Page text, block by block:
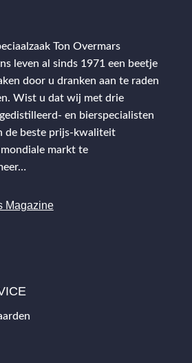
Ton Overmars
leven al sinds 1971 een beetje
door u dranken aan te raden
Wist u dat wij met drie
en bierspecialisten
de beste prijs-kwaliteit
markt te
Magazine